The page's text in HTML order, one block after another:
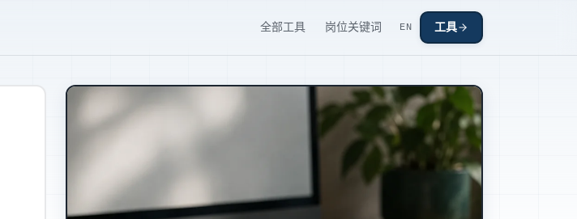
全部工具 岗位关键词 EN 工具